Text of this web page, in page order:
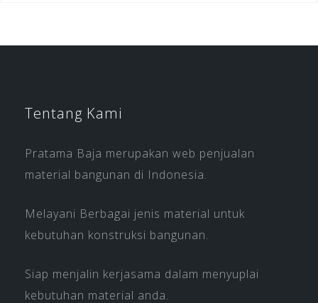
Tentang Kami
Pratama Baja merupakan web penjualan
material bangunan di Indonesia.
Melayani Berbagai jenis material untuk
kebutuhan konstruksi bangunan.
Siap menjalin kerjasama dalam menyuplai
kebutuhan material anda.